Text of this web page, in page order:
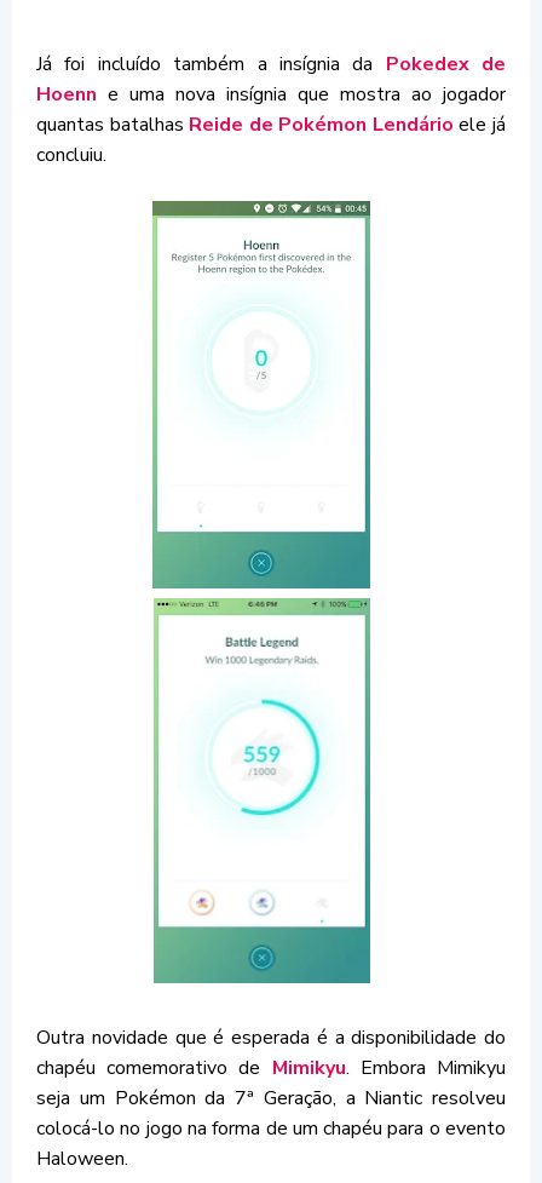
Já foi incluído também a insígnia da Pokedex de
Hoenn e uma nova insígnia que mostra ao jogador
quantas batalhas Reide de Pokémon Lendário ele já
concluiu.
Outra novidade que é esperada é a disponibilidade do
chapéu comemorativo de Mimikyu. Embora Mimikyu
seja um Pokémon da 7ª Geração, a Niantic resolveu
colocá-lo no jogo na forma de um chapéu para o evento
Haloween.